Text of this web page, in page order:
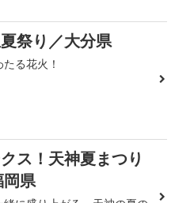
祭り／大分県
る花火！
ス！天神夏まつり
岡県